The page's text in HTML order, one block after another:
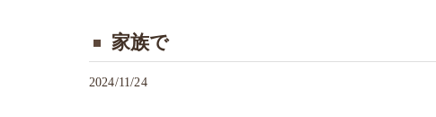
家族で
2024/11/24